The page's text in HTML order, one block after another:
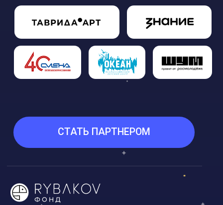
информационную рассылку